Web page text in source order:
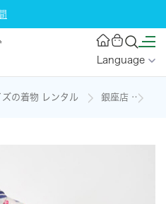
Language
ズの着物 レンタル 銀座店